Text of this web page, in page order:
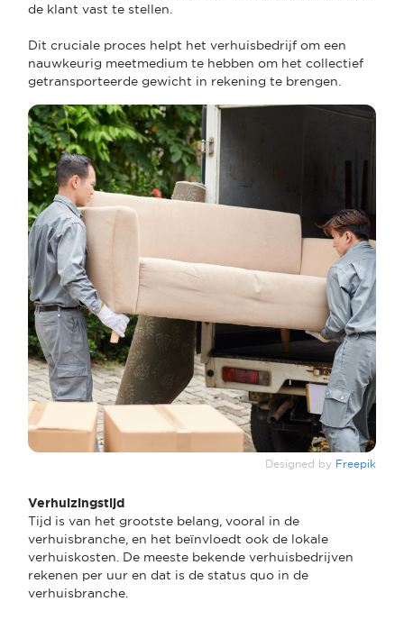
de klant vast te stellen.
Dit cruciale proces helpt het verhuisbedrijf om een
nauwkeurig meetmedium te hebben om het collectief
getransporteerde gewicht in rekening te brengen.
Designed by Freepik
Verhuizingstijd
Tijd is van het grootste belang, vooral in de
verhuisbranche, en het beïnvloedt ook de lokale
verhuiskosten. De meeste bekende verhuisbedrijven
rekenen per uur en dat is de status quo in de
verhuisbranche.